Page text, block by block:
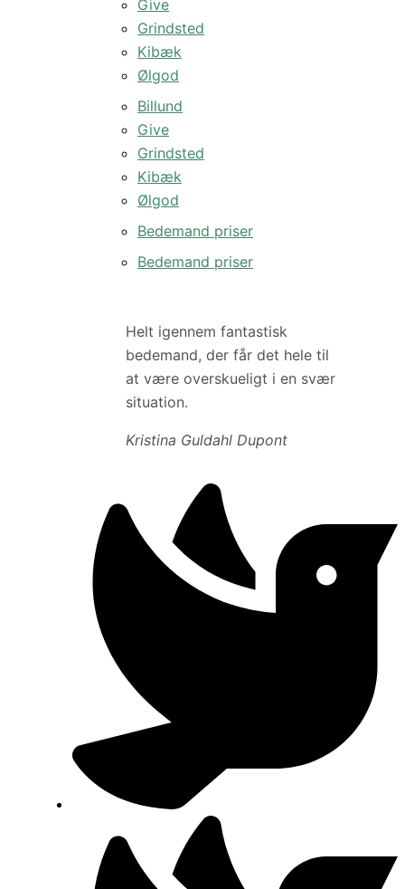
Give
Grindsted
Kibæk
Ølgod
Billund
Give
Grindsted
Kibæk
Ølgod
Bedemand priser
Bedemand priser
Helt igennem fantastisk
bedemand, der får det hele til
at være overskueligt i en svær
situation.
Kristina Guldahl Dupont